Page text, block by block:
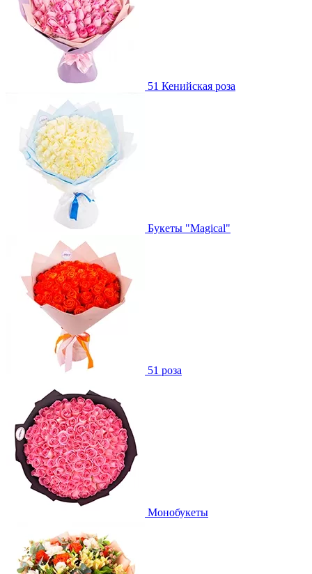
51 Кенийская роза
Букеты "Magical"
51 роза
Монобукеты